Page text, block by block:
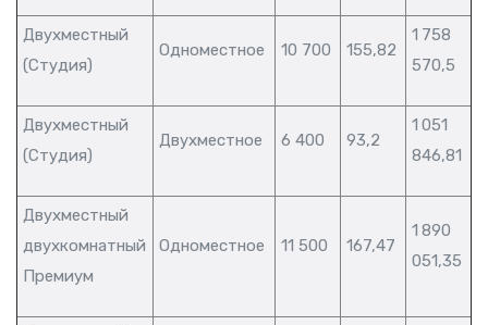
Двухместный
(Студия)
Одноместное 10 700 155,82
1 758
570,5
Двухместный
(Студия)
Двухместное 6 400 93,2
1 051
846,81
Двухместный
двухкомнатный
Премиум
Одноместное 11 500 167,47
1 890
051,35